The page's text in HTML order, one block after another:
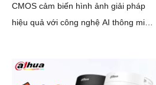
CMOS cảm biến hình ảnh giải pháp
hiệu quả với công nghệ AI thông minh